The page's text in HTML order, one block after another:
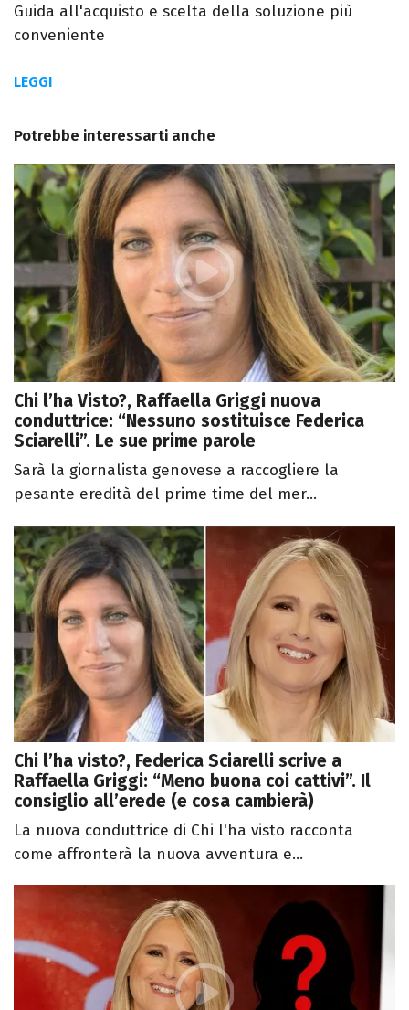
Guida all'acquisto e scelta della soluzione più
conveniente
LEGGI
Potrebbe interessarti anche
Chi l’ha Visto?, Raffaella Griggi nuova
conduttrice: “Nessuno sostituisce Federica
Sciarelli”. Le sue prime parole
Sarà la giornalista genovese a raccogliere la
pesante eredità del prime time del mer...
Chi l’ha visto?, Federica Sciarelli scrive a
Raffaella Griggi: “Meno buona coi cattivi”. Il
consiglio all’erede (e cosa cambierà)
La nuova conduttrice di Chi l'ha visto racconta
come affronterà la nuova avventura e...